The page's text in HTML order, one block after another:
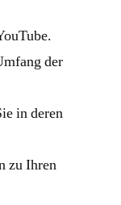
der
in deren
zu Ihren